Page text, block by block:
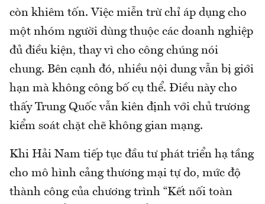
còn khiêm tốn. Việc miễn trừ chỉ áp dụng cho
một nhóm người dùng thuộc các doanh nghiệp
đủ điều kiện, thay vì cho công chúng nói
chung. Bên cạnh đó, nhiều nội dung vẫn bị giới
hạn mà không công bố cụ thể. Điều này cho
thấy Trung Quốc vẫn kiên định với chủ trương
kiểm soát chặt chẽ không gian mạng.
Khi Hải Nam tiếp tục đầu tư phát triển hạ tầng
cho mô hình cảng thương mại tự do, mức độ
thành công của chương trình “Kết nối toàn